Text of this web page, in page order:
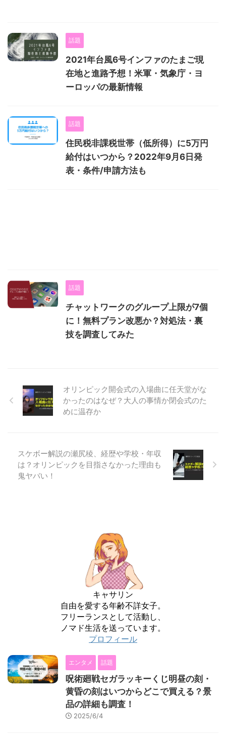
話題
2021年台風6号インファのたまご現
在地と進路予想！米軍・気象庁・ヨ
ーロッパの最新情報
話題
住民税非課税世帯（低所得）に5万円
給付はいつから？2022年9月6日発
表・条件/申請方法も
話題
チャットワークのグループ上限が7個
に！無料プラン改悪か？対処法・裏
技を調査してみた
オリンピック開会式の入場曲に任天堂がな
かったのはなぜ？大人の事情か閉会式のた
めに温存か
スケボー解説の瀬尻稜、経歴や学校・年収
は？オリンピックを目指さなかった理由も
鬼ヤバい！
キャサリン
自由を愛する年齢不詳女子。
フリーランスとして活動し、
ノマド生活を送っています。
プロフィール
エンタメ 話題
呪術廻戦セガラッキーくじ明昼の刻・
黄昏の刻はいつからどこで買える？景
品の詳細も調査！
2025/6/4